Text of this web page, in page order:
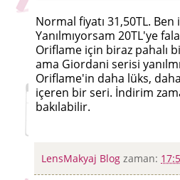
Normal fiyatı 31,50TL.
Yanılmıyorsam 20TL'ye
Oriflame için biraz pahalı
ama Giordani serisi
Oriflame'in daha lüks,
içeren bir seri. İndirim
bakılabilir.
LensMakyaj Blog zaman: